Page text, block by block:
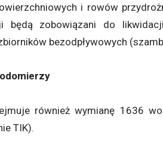
i rowów
będą zobowiązani do
bezodpływowych
również wymianę 1636
TIK).